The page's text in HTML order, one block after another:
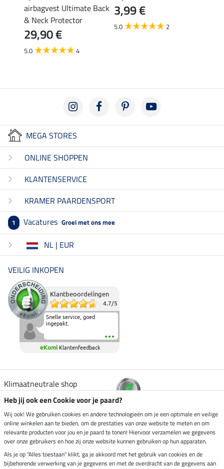
airbagvest Ultimate Back
& Neck Protector
29,90 €
5.0 4
3,99 €
5.0 2
MEGA STORES
ONLINE SHOPPEN
KLANTENSERVICE
KRAMER PAARDENSPORT
1 Vacatures Groei met ons mee
NL | EUR
VEILIG INKOPEN
Klantbeoordelingen
4.7/5
Snelle service, goed
ingepakt.
eKomi Klantenfeedback
Klimaatneutrale shop
Verzending per
Veilig betalen met
Heb jij ook een Cookie voor je paard?
Wij ook! We gebruiken cookies en andere technologieën om je een optimale en veilige
online winkelen aan te bieden, om de prestaties van onze website te meten en om
relevante producten voor jou en je paard te tonen! Hiervoor verzamelen we gegevens
over onze gebruikers en hoe zij onze website kunnen gebruiken op hun apparaten.
Als je op "Alles toestaan" klikt, ga je akkoord met het gebruik van cookies en de
bijbehorende verwerking van je gegevens en met de overdracht van de gegevens aan